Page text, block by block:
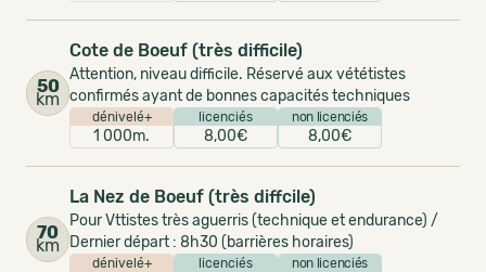
50
km
Cote de Boeuf (très difficile)
Attention, niveau difficile. Réservé aux vététistes
confirmés ayant de bonnes capacités techniques
dénivelé+
1 000m.
licenciés
8,00€
non licenciés
8,00€
70
km
La Nez de Boeuf (très diffcile)
Pour Vttistes très aguerris (technique et endurance) /
Dernier départ : 8h30 (barrières horaires)
dénivelé+ licenciés non licenciés